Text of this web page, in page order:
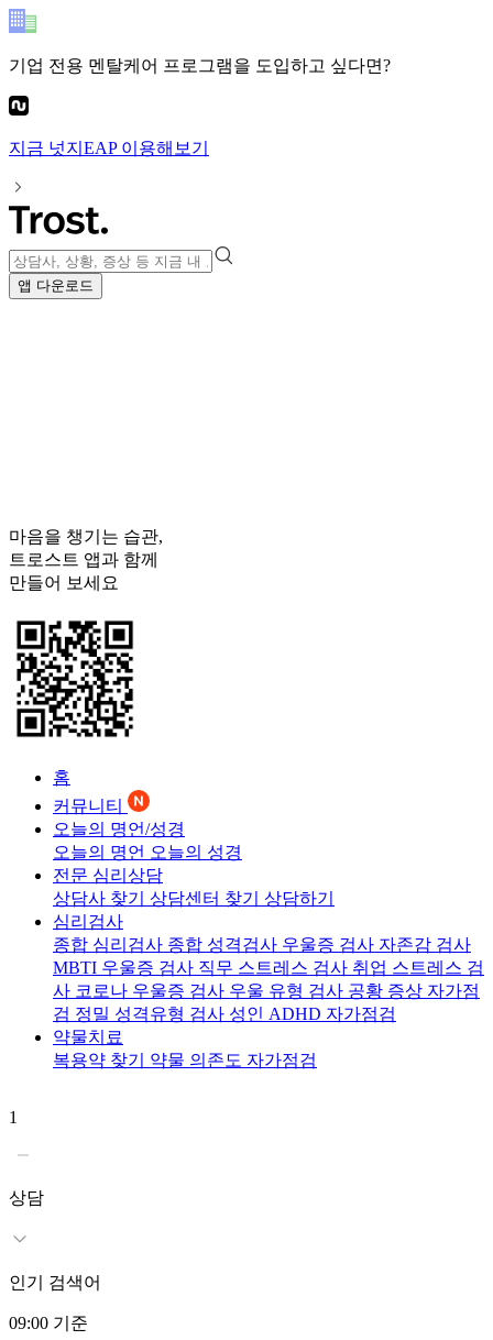
기업 전용 멘탈케어 프로그램을 도입하고 싶다면?
지금 넛지EAP이용해보기
앱 다운로드
마음을 챙기는 습관,
트로스트 앱과 함께
만들어 보세요
홈
커뮤니티
오늘의 명언/성경
오늘의 명언 오늘의 성경
전문 심리상담
상담사 찾기 상담센터 찾기 상담하기
심리검사
종합 심리검사 종합 성격검사 우울증 검사 자존감 검사
MBTI 우울증 검사 직무 스트레스 검사 취업 스트레스 검
사 코로나 우울증 검사 우울 유형 검사 공황 증상 자가점
검 정밀 성격유형 검사 성인 ADHD 자가점검
약물치료
복용약 찾기 약물 의존도 자가점검
1
상담
인기 검색어
09:00 기준